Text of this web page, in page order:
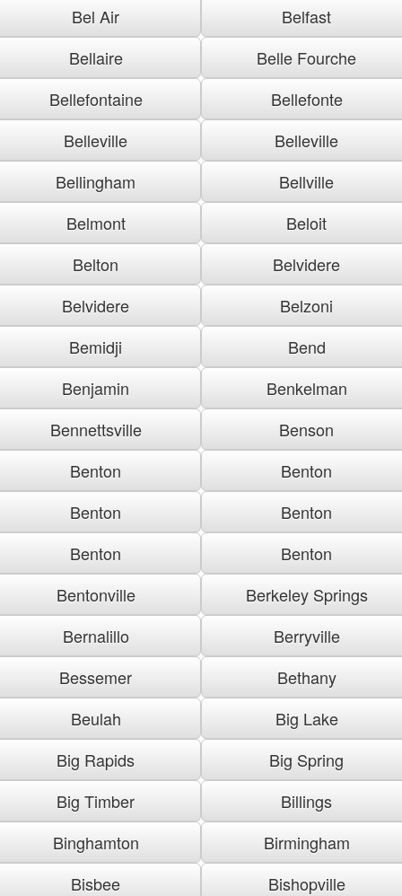
Bel Air
Belfast
Bellaire
Belle Fourche
Bellefontaine
Bellefonte
Belleville
Belleville
Bellingham
Bellville
Belmont
Beloit
Belton
Belvidere
Belvidere
Belzoni
Bemidji
Bend
Benjamin
Benkelman
Bennettsville
Benson
Benton
Benton
Benton
Benton
Benton
Benton
Bentonville
Berkeley Springs
Bernalillo
Berryville
Bessemer
Bethany
Beulah
Big Lake
Big Rapids
Big Spring
Big Timber
Billings
Binghamton
Birmingham
Bisbee
Bishopville